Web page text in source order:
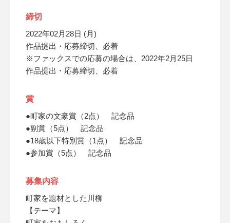
締切
2022年02月28日 (月)
作品提出・応募締切、必着
※ファックスでの応募の場合は、2022年2月25日
作品提出・応募締切、必着
賞
●町家の文豪賞（2点） 記念品
●副賞（5点） 記念品
●18歳以下特別賞（1点） 記念品
●参加賞（5点） 記念品
募集内容
町家を題材とした川柳
【テーマ】